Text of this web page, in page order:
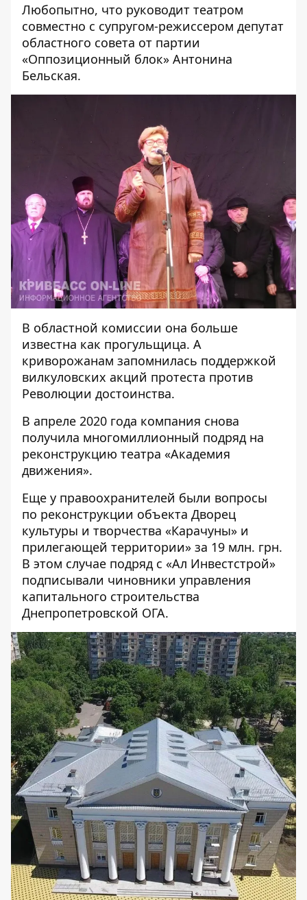
Любопытно, что руководит театром
совместно с супругом-режиссером депутат
областного совета от партии
«Оппозиционный блок» Антонина
Бельская.
В областной комиссии она больше
известна как прогульщица. А
криворожанам запомнилась поддержкой
вилкуловских акций протеста против
Революции достоинства.
В апреле 2020 года компания снова
получила многомиллионный подряд на
реконструкцию театра «Академия
движения».
Еще у правоохранителей были вопросы
по реконструкции объекта Дворец
культуры и творчества «Карачуны» и
прилегающей территории» за 19 млн. грн.
В этом случае подряд с «Ал Инвестстрой»
подписывали чиновники управления
капитального строительства
Днепропетровской ОГА.